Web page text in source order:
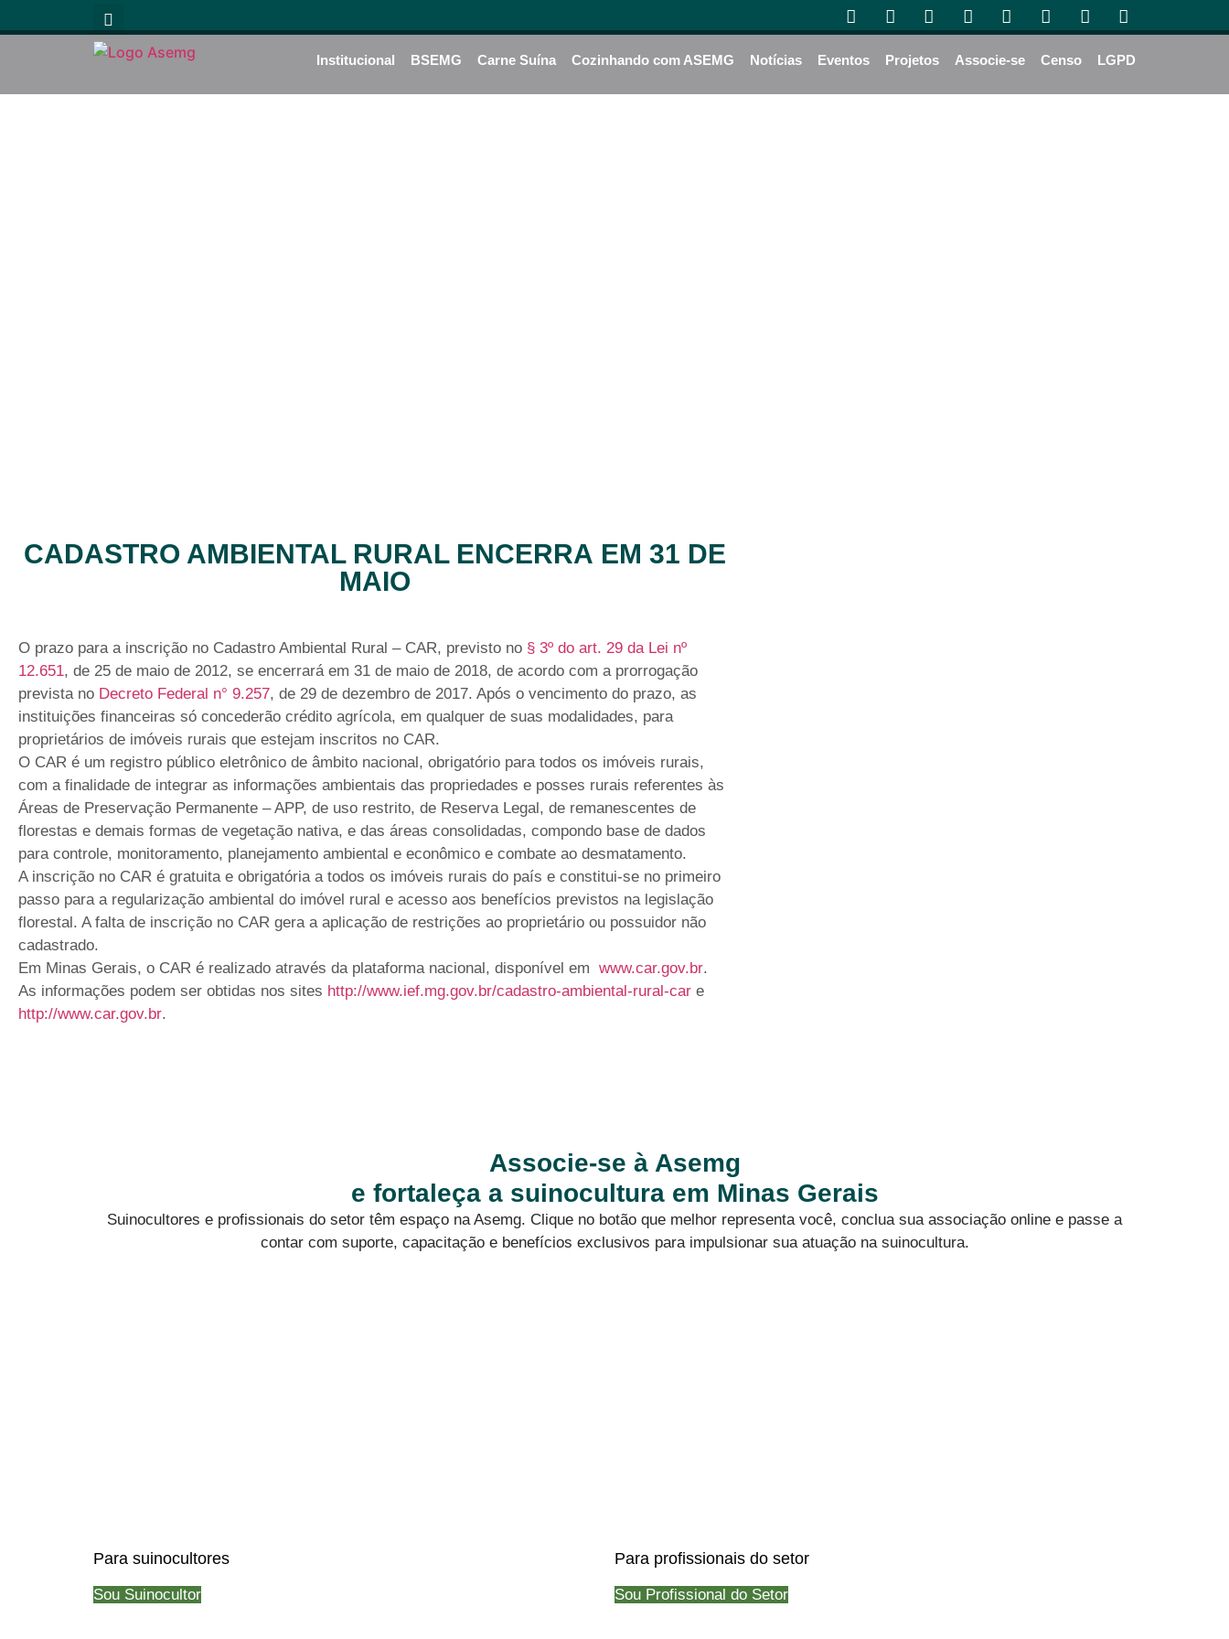
Institucional BSEMG Carne Suína Cozinhando com ASEMG Notícias Eventos Projetos Associe-se Censo LGPD
CADASTRO AMBIENTAL RURAL ENCERRA EM 31 DE
MAIO
O prazo para a inscrição no Cadastro Ambiental Rural – CAR, previsto no § 3º do art. 29 da Lei nº
12.651, de 25 de maio de 2012, se encerrará em 31 de maio de 2018, de acordo com a prorrogação
prevista no Decreto Federal n° 9.257, de 29 de dezembro de 2017. Após o vencimento do prazo, as
instituições financeiras só concederão crédito agrícola, em qualquer de suas modalidades, para
proprietários de imóveis rurais que estejam inscritos no CAR.
O CAR é um registro público eletrônico de âmbito nacional, obrigatório para todos os imóveis rurais,
com a finalidade de integrar as informações ambientais das propriedades e posses rurais referentes às
Áreas de Preservação Permanente – APP, de uso restrito, de Reserva Legal, de remanescentes de
florestas e demais formas de vegetação nativa, e das áreas consolidadas, compondo base de dados
para controle, monitoramento, planejamento ambiental e econômico e combate ao desmatamento.
A inscrição no CAR é gratuita e obrigatória a todos os imóveis rurais do país e constitui-se no primeiro
passo para a regularização ambiental do imóvel rural e acesso aos benefícios previstos na legislação
florestal. A falta de inscrição no CAR gera a aplicação de restrições ao proprietário ou possuidor não
cadastrado.
Em Minas Gerais, o CAR é realizado através da plataforma nacional, disponível em www.car.gov.br.
As informações podem ser obtidas nos sites http://www.ief.mg.gov.br/cadastro-ambiental-rural-car e
http://www.car.gov.br.
Associe-se à Asemg
e fortaleça a suinocultura em Minas Gerais
Suinocultores e profissionais do setor têm espaço na Asemg. Clique no botão que melhor representa você, conclua sua associação online e passe a
contar com suporte, capacitação e benefícios exclusivos para impulsionar sua atuação na suinocultura.
Para suinocultores
Sou Suinocultor
Para profissionais do setor
Sou Profissional do Setor